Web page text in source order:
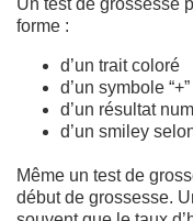
forme :
d’un trait coloré
d’un symbole “+”
d’un résultat
d’un smiley
Même un test de
début de grossesse.